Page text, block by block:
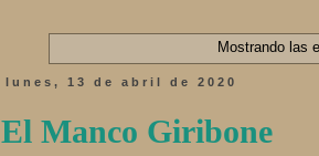
Mostrando las
lunes, 13 de abril de 2020
El Manco Giribone